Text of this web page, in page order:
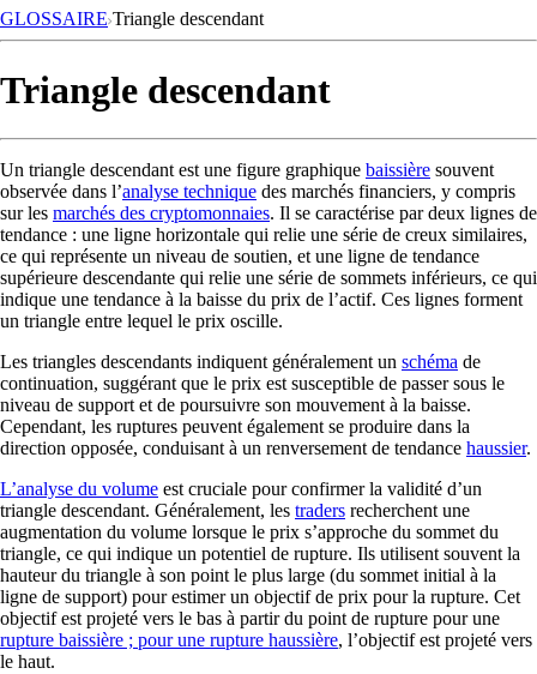
GLOSSAIRE Triangle descendant
Triangle descendant
Un triangle descendant est une figure graphique baissière souvent
observée dans l’analyse technique des marchés financiers, y compris
sur les marchés des cryptomonnaies. Il se caractérise par deux lignes de
tendance : une ligne horizontale qui relie une série de creux similaires,
ce qui représente un niveau de soutien, et une ligne de tendance
supérieure descendante qui relie une série de sommets inférieurs, ce qui
indique une tendance à la baisse du prix de l’actif. Ces lignes forment
un triangle entre lequel le prix oscille.
Les triangles descendants indiquent généralement un schéma de
continuation, suggérant que le prix est susceptible de passer sous le
niveau de support et de poursuivre son mouvement à la baisse.
Cependant, les ruptures peuvent également se produire dans la
direction opposée, conduisant à un renversement de tendance haussier.
L’analyse du volume est cruciale pour confirmer la validité d’un
triangle descendant. Généralement, les traders recherchent une
augmentation du volume lorsque le prix s’approche du sommet du
triangle, ce qui indique un potentiel de rupture. Ils utilisent souvent la
hauteur du triangle à son point le plus large (du sommet initial à la
ligne de support) pour estimer un objectif de prix pour la rupture. Cet
objectif est projeté vers le bas à partir du point de rupture pour une
rupture baissière ; pour une rupture haussière, l’objectif est projeté vers
le haut.